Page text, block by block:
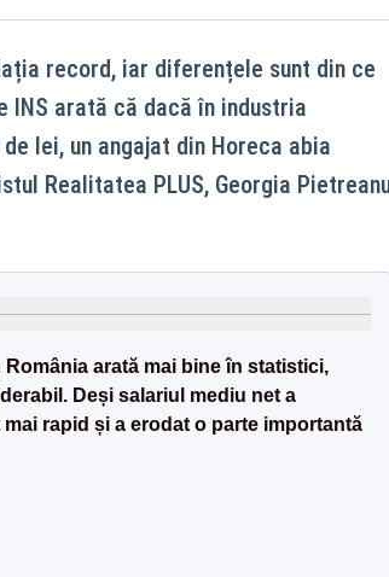
record, iar diferențele sunt din ce
arată că dacă în industria
lei, un angajat din Horeca abia
Realitatea PLUS, Georgia
arată mai bine în statistici,
Deși salariul mediu net a
rapid și a erodat o parte importantă